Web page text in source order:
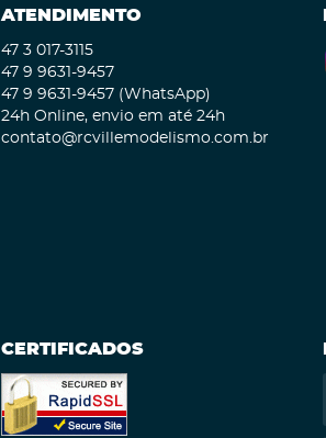
ATENDIMENTO
47 3 017-3115
47 9 9631-9457
47 9 9631-9457 (WhatsApp)
24h Online, envio em até 24h
contato@rcvillemodelismo.com.br
CERTIFICADOS